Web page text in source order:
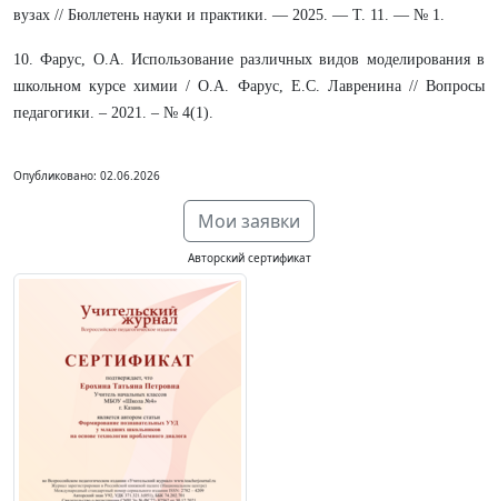
вузах // Бюллетень науки и практики. — 2025. — Т. 11. — № 1.
10. Фарус, О.А. Использование различных видов моделирования в
школьном курсе химии / О.А. Фарус, Е.С. Лавренина // Вопросы
педагогики. – 2021. – № 4(1).
Опубликовано: 02.06.2026
Мои заявки
Авторский сертификат